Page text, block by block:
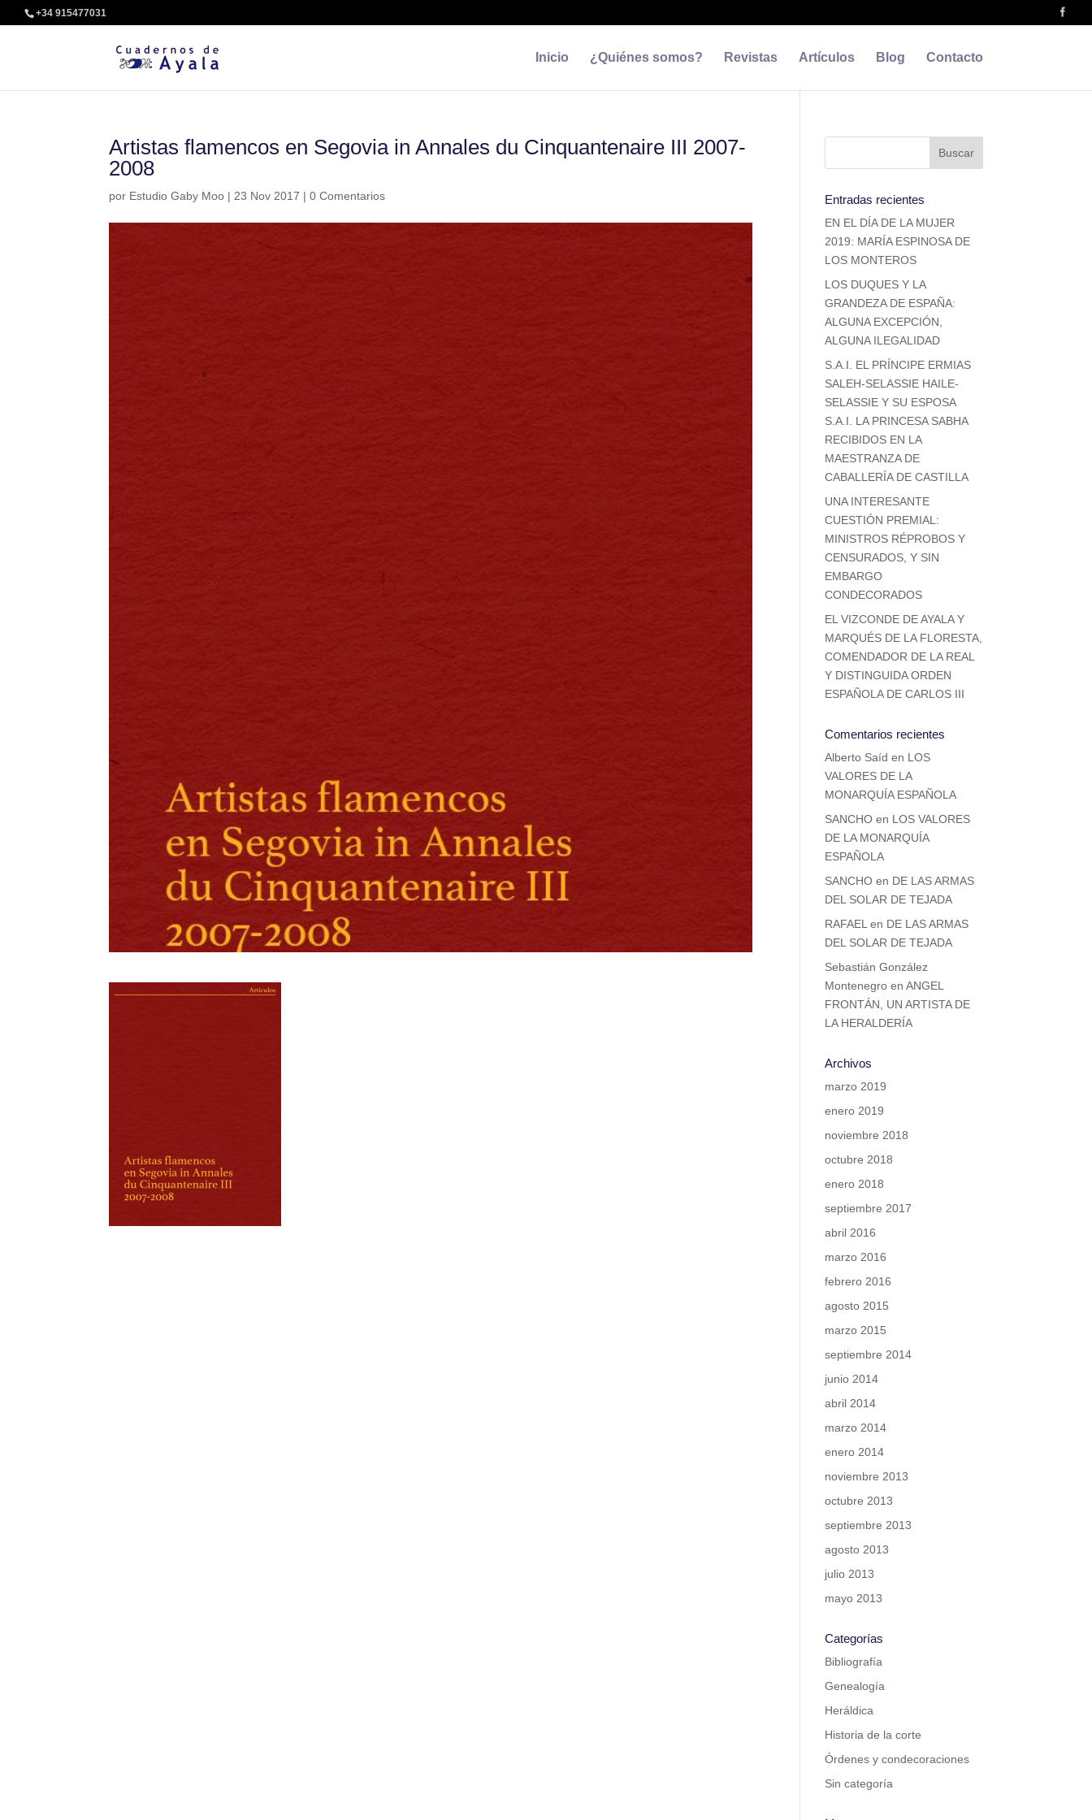
+34 915477031
Inicio ¿Quiénes somos? Revistas Artículos Blog Contacto
Artistas flamencos en Segovia in Annales du Cinquantenaire III 2007-
2008
por Estudio Gaby Moo | 23 Nov 2017 |0 Comentarios Entradas recientes
EN EL DÍA DE LA MUJER
2019: MARÍA ESPINOSA DE
LOS MONTEROS
LOS DUQUES Y LA
GRANDEZA DE ESPAÑA:
ALGUNA EXCEPCIÓN,
ALGUNA ILEGALIDAD
S.A.I. EL PRÍNCIPE ERMIAS
SALEH-SELASSIE HAILE-
SELASSIE Y SU ESPOSA
S.A.I. LA PRINCESA SABHA
RECIBIDOS EN LA
MAESTRANZA DE
CABALLERÍA DE CASTILLA
UNA INTERESANTE
CUESTIÓN PREMIAL:
MINISTROS RÉPROBOS Y
CENSURADOS, Y SIN
EMBARGO
CONDECORADOS
EL VIZCONDE DE AYALA Y
MARQUÉS DE LA FLORESTA,
COMENDADOR DE LA REAL
Y DISTINGUIDA ORDEN
ESPAÑOLA DE CARLOS III
Comentarios recientes
Alberto Saíd en LOS
VALORES DE LA
MONARQUÍA ESPAÑOLA
SANCHO en LOS VALORES
DE LA MONARQUÍA
ESPAÑOLA
SANCHO en DE LAS ARMAS
DEL SOLAR DE TEJADA
RAFAEL en DE LAS ARMAS
DEL SOLAR DE TEJADA
Sebastián González
Montenegro enANGEL
FRONTÁN, UN ARTISTA DE
LA HERALDERÍA
Archivos
marzo 2019
enero 2019
noviembre 2018
octubre 2018
enero 2018
septiembre 2017
abril 2016
marzo 2016
febrero 2016
agosto 2015
marzo 2015
septiembre 2014
junio 2014
abril 2014
marzo 2014
enero 2014
noviembre 2013
octubre 2013
septiembre 2013
agosto 2013
julio 2013
mayo 2013
Categorías
Bibliografía
Genealogía
Heráldica
Historia de la corte
Órdenes y condecoraciones
Sin categoría